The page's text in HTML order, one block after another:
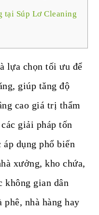
tại Súp Lơ Cleaning
lựa chọn tối ưu để
giúp tăng độ
cao giá trị thẩm
giải pháp tốn
dụng phổ biến
xưởng, kho chứa,
không gian dân
phê, nhà hàng hay